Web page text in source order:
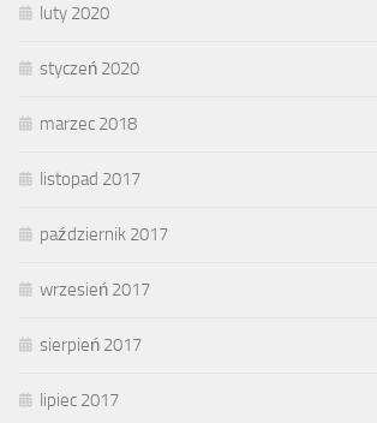
luty 2020
styczeń 2020
marzec 2018
listopad 2017
październik 2017
wrzesień 2017
sierpień 2017
lipiec 2017